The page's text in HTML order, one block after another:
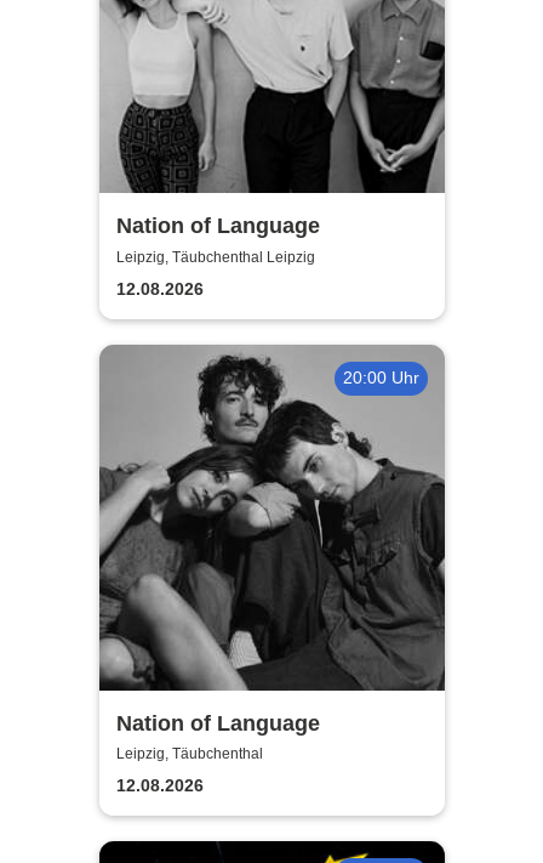
Nation of Language
Leipzig, Täubchenthal Leipzig
12.08.2026
20:00 Uhr
Nation of Language
Leipzig, Täubchenthal
12.08.2026